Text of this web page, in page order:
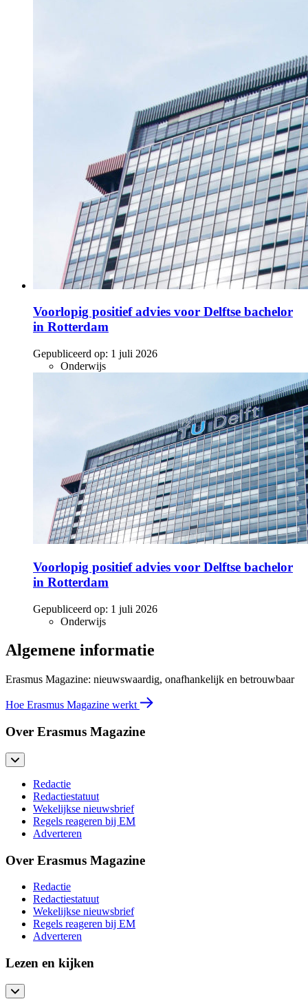
Voorlopig positief advies voor Delftse bachelor
in Rotterdam
Gepubliceerd op: 1 juli 2026
Onderwijs
Voorlopig positief advies voor Delftse bachelor
in Rotterdam
Gepubliceerd op: 1 juli 2026
Onderwijs
Algemene informatie
Erasmus Magazine: nieuwswaardig, onafhankelijk en betrouwbaar
Hoe Erasmus Magazine werkt
Over Erasmus Magazine
Redactie
Redactiestatuut
Wekelijkse nieuwsbrief
Regels reageren bij EM
Adverteren
Over Erasmus Magazine
Redactie
Redactiestatuut
Wekelijkse nieuwsbrief
Regels reageren bij EM
Adverteren
Lezen en kijken